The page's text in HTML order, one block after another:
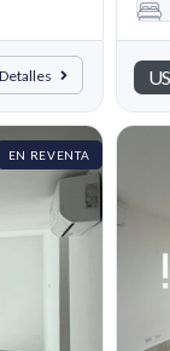
Detalles
EN REVENTA